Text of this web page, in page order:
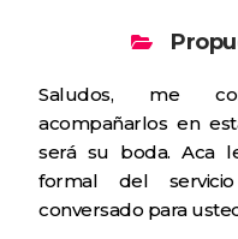
Saludos, me
acompañarlos en
será su boda. Aca
formal del
conversado para